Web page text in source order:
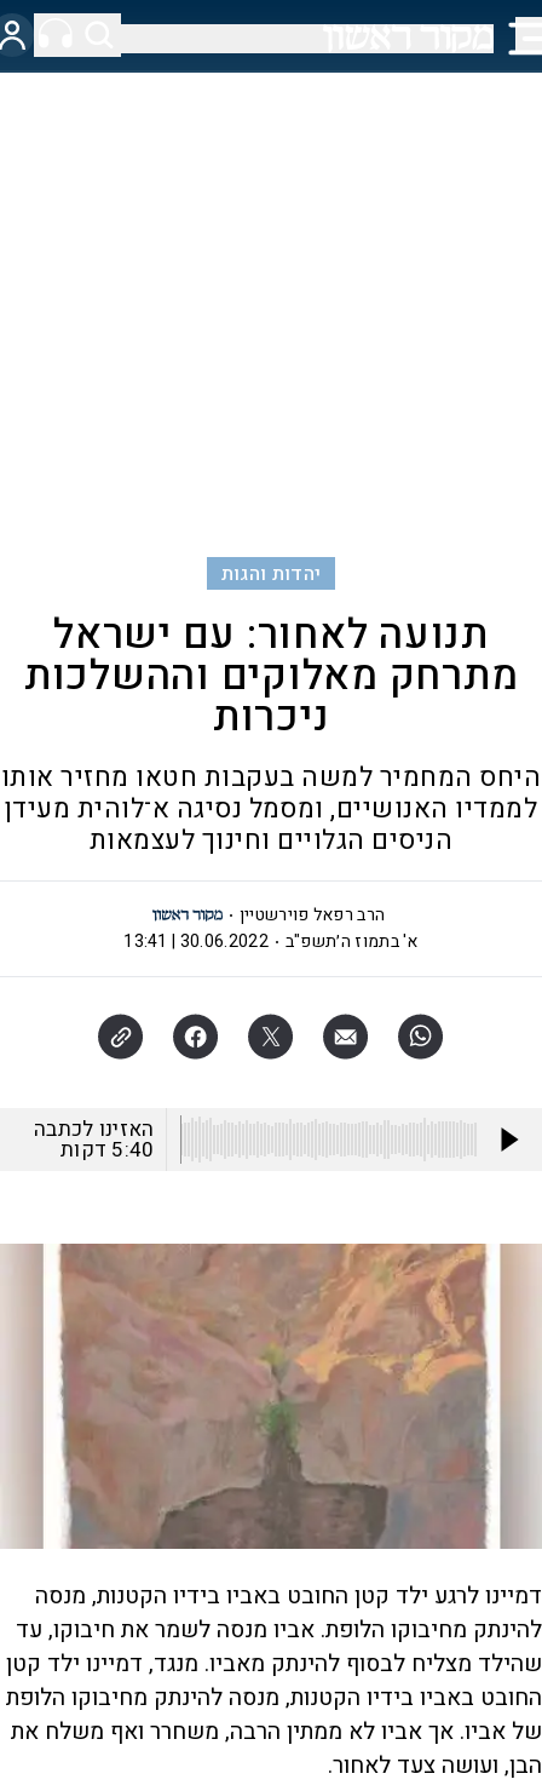
יהדות והגות
תנועה לאחור: עם ישראל
מתרחק מאלוקים וההשלכות
ניכרות
היחס המחמיר למשה בעקבות חטאו מחזיר אותו
לממדיו האנושיים, ומסמל נסיגה א־לוהית מעידן
הניסים הגלויים וחינוך לעצמאות
הרב רפאל פוירשטיין
א' בתמוז ה׳תשפ"ב
30.06.2022 | 13:41
האזינו לכתבה
5:40 דקות
דמיינו לרגע ילד קטן החובט באביו בידיו הקטנות, מנסה
להינתק מחיבוקו הלופת. אביו מנסה לשמר את חיבוקו, עד
שהילד מצליח לבסוף להינתק מאביו. מנגד, דמיינו ילד קטן
החובט באביו בידיו הקטנות, מנסה להינתק מחיבוקו הלופת
של אביו. אך אביו לא ממתין הרבה, משחרר ואף משלח את
הבן, ועושה צעד לאחור.